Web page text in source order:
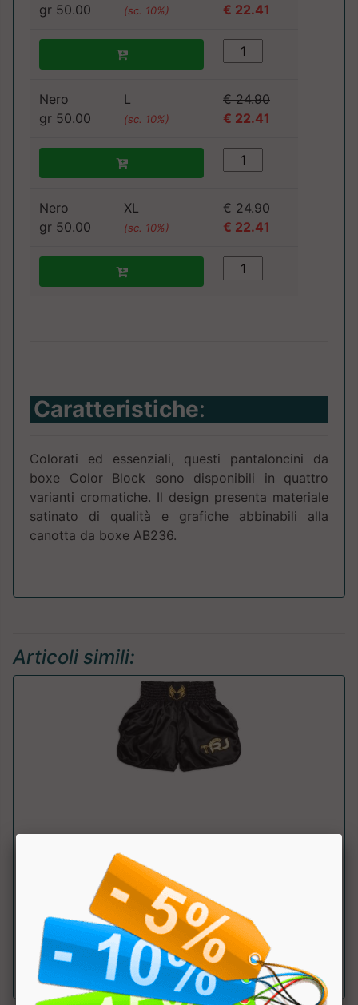
gr 50.00
(sc. 10%)
€ 22.41
Nero
gr 50.00
L
(sc. 10%)
€ 24.90
€ 22.41
Nero
gr 50.00
XL
(sc. 10%)
€ 24.90
€ 22.41
Caratteristiche:
Colorati ed essenziali, questi pantaloncini da
boxe Color Block sono disponibili in quattro
varianti cromatiche. Il design presenta materiale
satinato di qualità e grafiche abbinabili alla
canotta da boxe AB236.
Articoli simili:
Trojan Fight
Pantalomcini WAKO APPROVED dal design audace e
brillante. ....
a partire da € 40.50
sconto 10%